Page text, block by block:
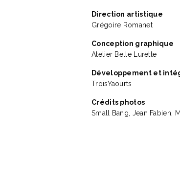
Direction artistique
Grégoire Romanet
Conception graphique
Atelier Belle Lurette
Développement et
TroisYaourts
Crédits photos
Small Bang, Jean Fabien,